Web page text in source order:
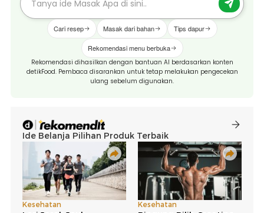
Cari resep Masak dari bahan Tips dapur
Rekomendasi menu berbuka
Rekomendasi dihasilkan dengan bantuan AI berdasarkan konten
detikFood. Pembaca disarankan untuk tetap melakukan pengecekan
ulang sebelum digunakan.